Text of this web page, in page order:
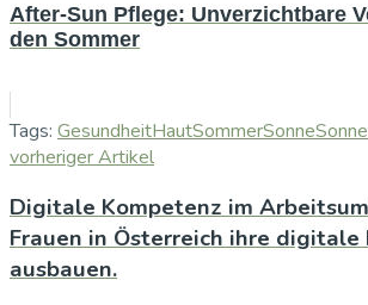
After-Sun Pflege: Unverzichtbare
den Sommer
Tags: GesundheitHautSommerSonne
vorheriger Artikel
Digitale Kompetenz im
Frauen in Österreich ihre digitale
ausbauen.